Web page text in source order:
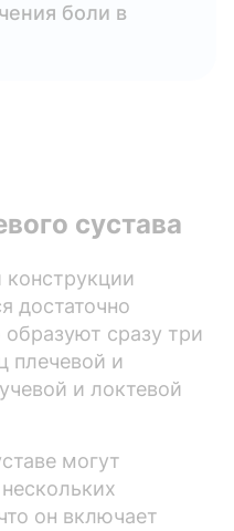
боли в
сустава
достаточно
сразу три
плечевой и
и локтевой
могут
он включает